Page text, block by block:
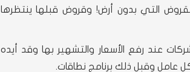
التي بدون أرض! وقروض قبلها ينتظرها
عند رفع الأسعار والتشهير بها وقد أيده